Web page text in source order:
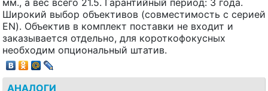
Широкий выбор объективов (совместимость с серией
EN). Объектив в комплект поставки не входит и
заказывается отдельно, для короткофокусных
необходим опциональный штатив.
АНАЛОГИ